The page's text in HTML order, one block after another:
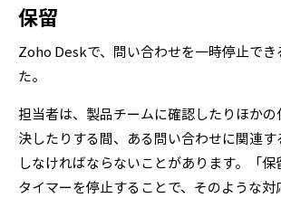
保留
Zoho Deskで、問い合わせを一時停止で
た。
担当者は、製品チームに確認したりほか
決したりする間、ある問い合わせに関連
しなければならないことがあります。「
タイマーを停止することで、そのような対